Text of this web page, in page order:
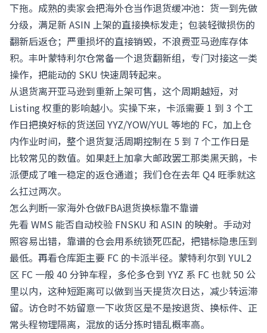
下拖。成熟的卖家会把海外仓当作退货缓冲池：货一到先做
分级，满足新 ASIN 上架的直接换标发走；包装轻微损伤的
翻新后返仓；严重损坏的直接销毁，不浪费亚马逊库存体
积。丰叶蒙特利尔仓常备一个退货翻新组，专门对接这一类
操作，把能动的 SKU 快速周转起来。
从退货离开亚马逊到重新上架可售，这个周期越短，对
Listing 权重的影响越小。实操下来，卡派需要 1 到 3 个工
作日把换好标的货送回 YYZ/YOW/YUL 等地的 FC，加上仓
内作业时间，整个退货复活周期控制在 5 到 7 个工作日是
比较常见的数值。如果赶上加拿大邮政罢工那类黑天鹅，卡
派便成了唯一稳定的返仓通道；我们仓在去年 Q4 旺季就这
么扛过两次。
怎么判断一家海外仓做FBA退货换标靠不靠谱
先看 WMS 能否自动校验 FNSKU 和 ASIN 的映射。手动对
照容易出错，靠谱的仓会用系统锁死匹配，把错标隐患压到
最低。再看仓库距主要 FC 的卡派半径。蒙特利尔到 YUL2
区 FC 一般 40 分钟车程，多伦多仓到 YYZ 系 FC 也就 50 公
里以内，这种短距离可以做到当天提货次日达，减少转运滞
留。访仓时不妨留意一下收货区是不是按退货、换标件、正
常头程物理隔离，混放的话分拣时错乱概率高。